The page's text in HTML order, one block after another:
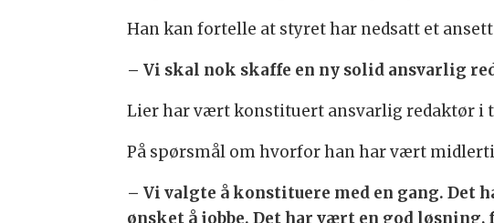
Han kan fortelle at styret har nedsatt et
– Vi skal nok skaffe en ny solid ansvarlig
Lier har vært konstituert ansvarlig redaktør i
På spørsmål om hvorfor han har vært
– Vi valgte å konstituere med en gang. Det
ønsket å jobbe. Det har vært en god